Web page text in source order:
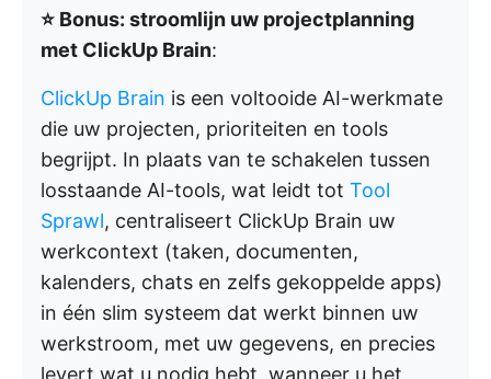
⭐ Bonus: stroomlijn uw projectplanning
met ClickUp Brain:
ClickUp Brain is een voltooide AI-werkmate
die uw projecten, prioriteiten en tools
begrijpt. In plaats van te schakelen tussen
losstaande AI-tools, wat leidt tot Tool
Sprawl, centraliseert ClickUp Brain uw
werkcontext (taken, documenten,
kalenders, chats en zelfs gekoppelde apps)
in één slim systeem dat werkt binnen uw
werkstroom, met uw gegevens, en precies
levert wat u nodig hebt, wanneer u het